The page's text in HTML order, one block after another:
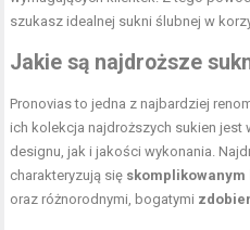
szukasz idealnej sukni ślubnej w
Jakie są najdroższe
Pronovias to jedna z najbardziej
ich kolekcja najdroższych sukien
designu, jak i jakości wykonania.
charakteryzują się skomplikowanym
oraz różnorodnymi, bogatymi